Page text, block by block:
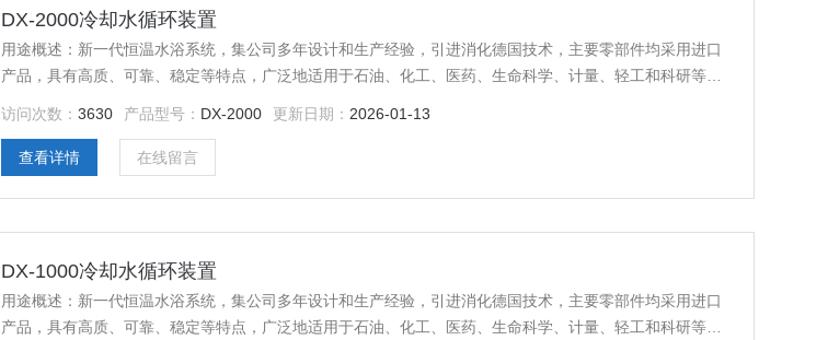
DX-2000冷却水循环装置
用途概述：新一代恒温水浴系统，集公司多年设计和生产经验，引进消化德国技术，主要零部件均采用进口
产品，具有高质、可靠、稳定等特点，广泛地适用于石油、化工、医药、生命科学、计量、轻工和科研等领
访问次数：3630 产品型号： DX-2000 更新日期： 2026-01-13
查看详情 在线留言
DX-1000冷却水循环装置
用途概述：新一代恒温水浴系统，集公司多年设计和生产经验，引进消化德国技术，主要零部件均采用进口
产品，具有高质、可靠、稳定等特点，广泛地适用于石油、化工、医药、生命科学、计量、轻工和科研等领